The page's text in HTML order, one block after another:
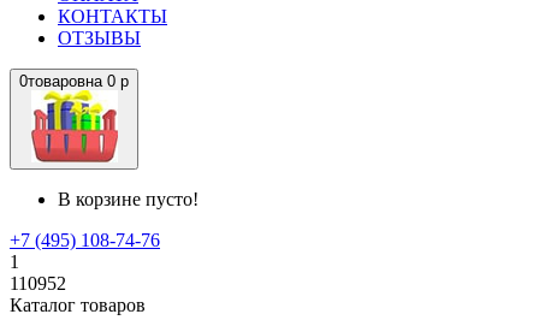
КОНТАКТЫ
ОТЗЫВЫ
0товаровна 0 р
В корзине пусто!
+7 (495) 108-74-76
1
110952
Каталог товаров